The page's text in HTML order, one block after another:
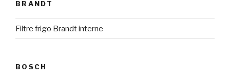
BRANDT
Filtre frigo Brandt interne
BOSCH